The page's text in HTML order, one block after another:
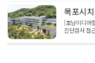
[호남미디어
진단검사 접